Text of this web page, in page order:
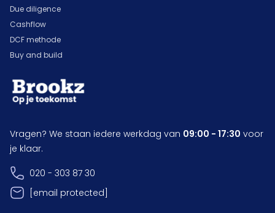
Due diligence
Cashflow
DCF methode
Buy and build
Vragen? We staan iedere werkdag van 09:00 - 17:30 voor
je klaar.
020 - 303 87 30
[email protected]